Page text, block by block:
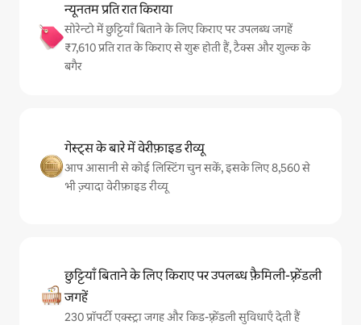
न्यूनतम प्रति रात किराया
सोरेन्टो में छुट्टियाँ बिताने के लिए किराए पर उपलब्ध जगहें
₹7,610 प्रति रात के किराए से शुरू होती हैं, टैक्स और शुल्क के
बगैर
गेस्ट्स के बारे में वेरीफ़ाइड रीव्यू
आप आसानी से कोई लिस्टिंग चुन सकें, इसके लिए 8,560 से
भी ज़्यादा वेरीफ़ाइड रीव्यू
छुट्टियाँ बिताने के लिए किराए पर उपलब्ध फ़ैमिली-फ़्रेंडली
जगहें
230 प्रॉपर्टी एक्स्ट्रा जगह और किड-फ़्रेंडली सुविधाएँ देती हैं